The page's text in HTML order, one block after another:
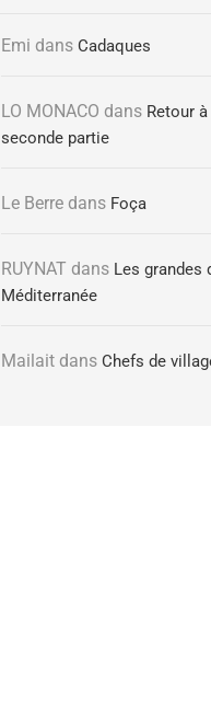
Emi dansCadaques
LO MONACO dans Retour
seconde partie
Le Berre dans Foça
RUYNAT dans Les grandes
Méditerranée
Mailait dansChefs de